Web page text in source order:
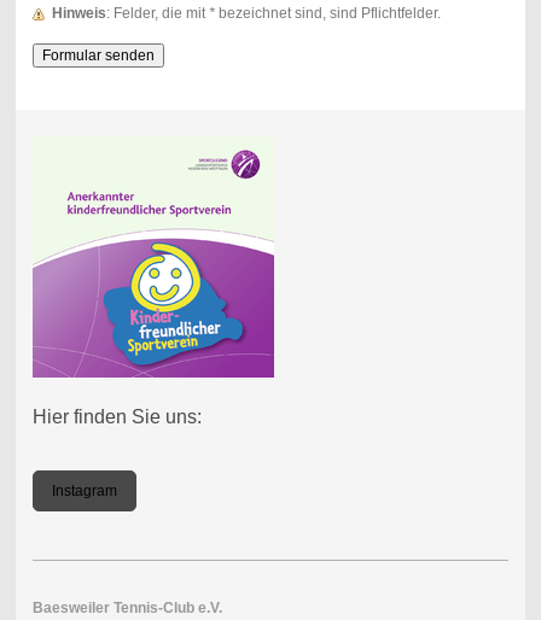
Hinweis : Felder, die mit *bezeichnet sind, sind Pflichtfelder.
Hier finden Sie uns:
Instagram
Baesweiler Tennis-Club e.V.